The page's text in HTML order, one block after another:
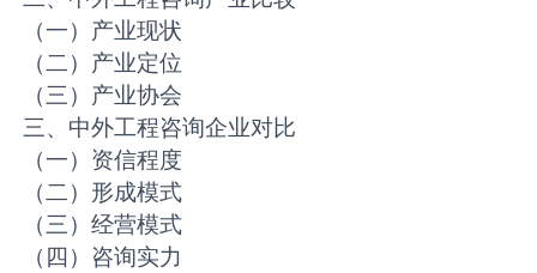
（一）产业现状
（二）产业定位
（三）产业协会
三、中外工程咨询企业对比
（一）资信程度
（二）形成模式
（三）经营模式
（四）咨询实力